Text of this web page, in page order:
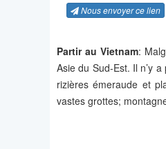
Nous envoyer ce lien
Partir au Vietnam:
Asie du Sud-Est. Il n’y
rizières émeraude et
vastes grottes;